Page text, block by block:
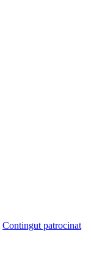
Contingut patrocinat